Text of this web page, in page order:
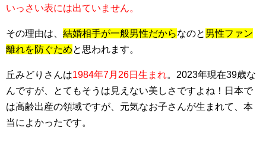
いっさい表には出ていません。
その理由は、 結婚相手が一般男性だからなのと 男性ファン
離れを防ぐためと思われます。
丘みどりさんは1984年7月26日生まれ。2023年現在39歳な
んですが、とてもそうは見えない美しさですよね！日本で
は高齢出産の領域ですが、元気なお子さんが生まれて、本
当によかったです。